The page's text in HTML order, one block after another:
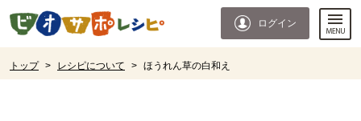
ページの先頭です。
ログイン
トップ > レシピについて > ほうれん草の白和え